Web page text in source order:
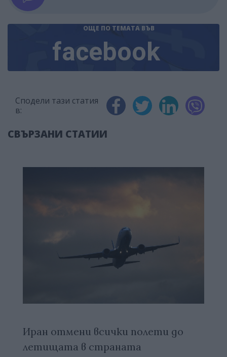
ОЩЕ ПО ТЕМАТА ВЪВ
facebook
Сподели тази статия
в:
СВЪРЗАНИ СТАТИИ
Иран отмени всички полети до
летищата в страната